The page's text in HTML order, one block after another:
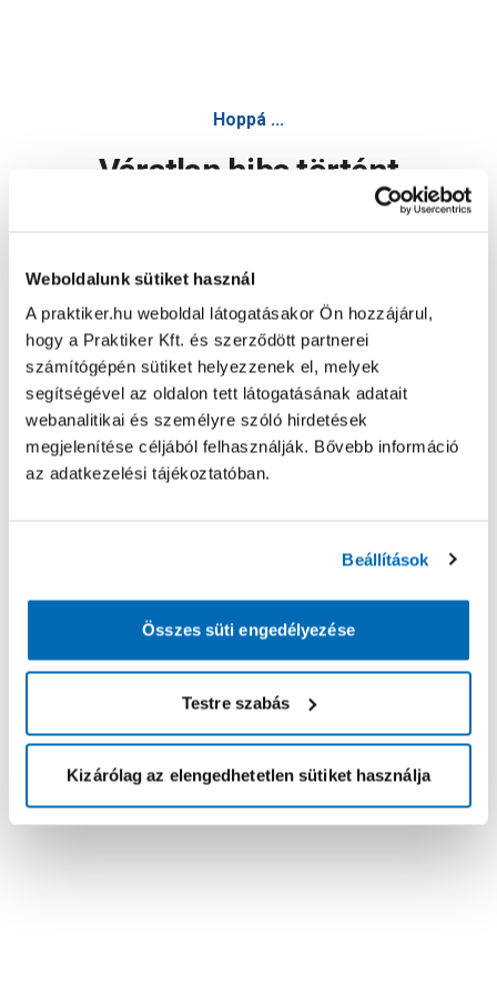
Weboldalunk sütiket használ
A praktiker.hu weboldal látogatásakor Ön hozzájárul,
hogy a Praktiker Kft. és szerződött partnerei
számítógépén sütiket helyezzenek el, melyek
segítségével az oldalon tett látogatásának adatait
webanalitikai és személyre szóló hirdetések
megjelenítése céljából felhasználják. Bővebb információ
az adatkezelési tájékoztatóban.
Beállítások
Összes süti engedélyezése
Testre szabás
Kizárólag az elengedhetetlen sütiket használja
Hoppá ...
Váratlan hiba történt
Oldal újratöltése